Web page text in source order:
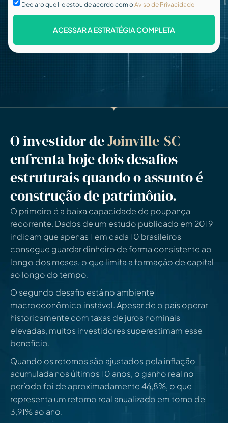
Declaro que li e estou de acordo com oAviso de Privacidade
ACESSAR A ESTRATÉGIA COMPLETA
O investidor deJoinville-SC
enfrenta hoje dois desafios
estruturais quando o assunto é
construção de patrimônio.
O primeiro é a baixa capacidade de poupança
recorrente. Dados de um estudo publicado em 2019
indicam que apenas 1 em cada 10 brasileiros
consegue guardar dinheiro de forma consistente ao
longo dos meses, o que limita a formação de capital
ao longo do tempo.
O segundo desafio está no ambiente
macroeconômico instável. Apesar de o país operar
historicamente com taxas de juros nominais
elevadas, muitos investidores superestimam esse
benefício.
Quando os retornos são ajustados pela inflação
acumulada nos últimos 10 anos, o ganho real no
período foi de aproximadamente 46,8%, o que
representa um retorno real anualizado em torno de
3,91% ao ano.